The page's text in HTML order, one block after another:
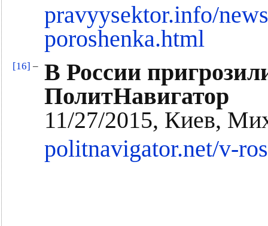
pravyysektor.info/
poroshenka.html
[16] – В России
ПолитНавигатор
11/27/2015, Киев,
politnavigator.net/v-